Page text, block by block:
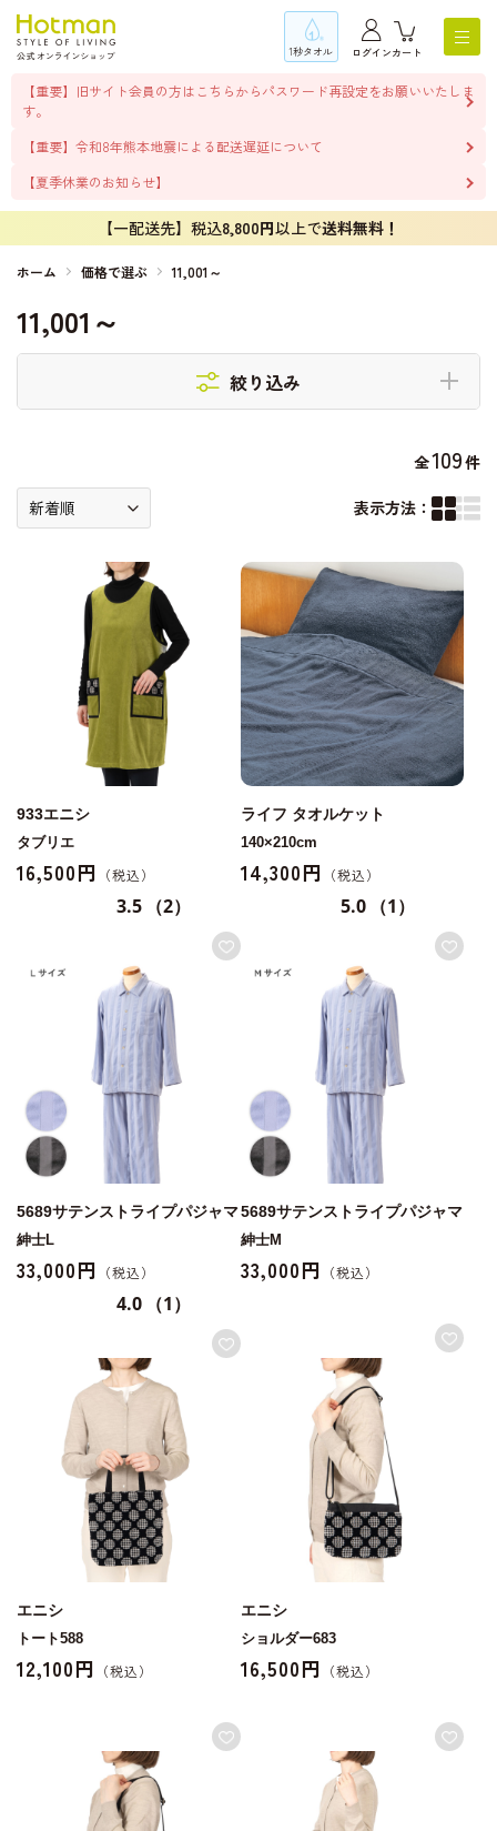
1秒タオル ログインカート
【重要】旧サイト会員の方はこちらからパスワード再設定をお願いいたしま
す。
【重要】令和8年熊本地震による配送遅延について
【夏季休業のお知らせ】
【一配送先】税込8,800円以上で送料無料！
ホーム 価格で選ぶ 11,001～
11,001～
絞り込み
全109件
表示方法：
933エニシ
タブリエ
16,500円
3.5 （2）
ライフ タオルケット
140×210cm
14,300円
5.0 （1）
5689サテンストライプパジャマ
紳士L
33,000円
4.0 （1）
5689サテンストライプパジャマ
紳士M
33,000円
エニシ
トート588
12,100円
エニシ
ショルダー683
16,500円